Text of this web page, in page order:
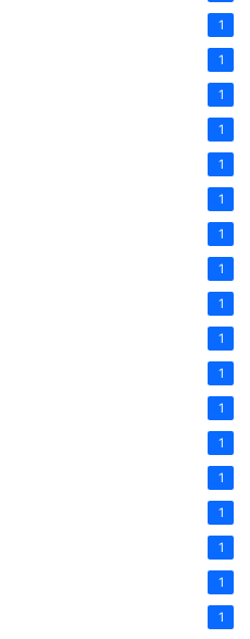
1
1
1
1
1
1
1
1
1
1
1
1
1
1
1
1
1
1